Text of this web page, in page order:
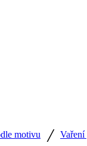
motivu / Vaření